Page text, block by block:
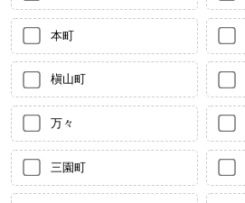
本町
槇山町
万々
三園町